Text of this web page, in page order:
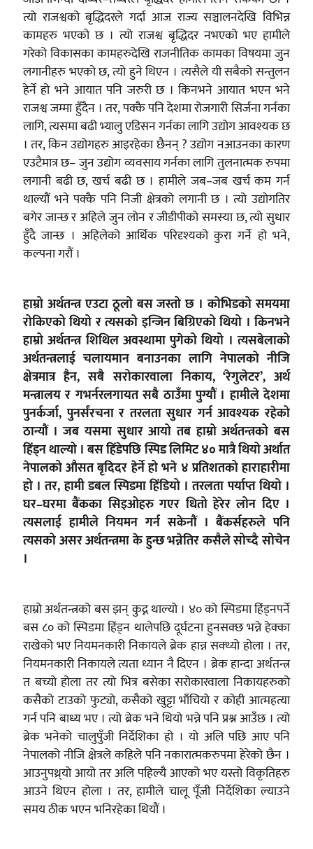
त्यो राजश्वको बृद्धिदरले गर्दा आज राज्य सञ्चालनदेखि विभिन्न
कामहरु भएको छ । त्यो राजश्व बृद्धिदर नभएको भए हामीले
गरेको विकासका कामहरुदेखि राजनीतिक कामका विषयमा जुन
लगानीहरु भएको छ, त्यो हुने थिएन । त्यसैले यी सबैको सन्तुलन
हेर्ने हो भने आयात पनि जरुरी छ । किनभने आयात भएन भने
राजश्व जम्मा हुँदैन । तर, पक्कै पनि देशमा रोजगारी सिर्जना गर्नका
लागि, त्यसमा बढी भ्यालु एडिसन गर्नका लागि उद्योग आवश्यक छ
। तर, किन उद्योगहरु आइरहेका छैनन् ? उद्योग नआउनका कारण
एउटैमात्र छ– जुन उद्योग व्यवसाय गर्नका लागि तुलनात्मक रुपमा
लगानी बढी छ, खर्च बढी छ । हामीले जब–जब खर्च कम गर्न
थाल्यौं भने पक्कै पनि निजी क्षेत्रको लगानी छ । त्यो उद्योगतिर
बगेर जान्छ र अहिले जुन लोन र जीडीपीको समस्या छ, त्यो सुधार
हुँदै जान्छ । अहिलेको आर्थिक परिदृश्यको कुरा गर्ने हो भने,
कल्पना गरौं ।
हाम्रो अर्थतन्त्र एउटा ठूलो बस जस्तो छ । कोभिडको समयमा
रोकिएको थियो र त्यसको इन्जिन बिग्रिएको थियो । किनभने
हाम्रो अर्थतन्त्र शिथिल अवस्थामा पुगेको थियो । त्यसबेलाको
अर्थतन्त्रलाई चलायमान बनाउनका लागि नेपालको नीजि
क्षेत्रमात्र हैन, सबै सरोकारवाला निकाय, ‘रेगुलेटर’, अर्थ
मन्त्रालय र गभर्नरलगायत सबै ठाउँमा पुग्यौं । हामीले देशमा
पुनर्कर्जा, पुनर्संरचना र तरलता सुधार गर्न आवश्यक रहेको
ठान्यौं । जब यसमा सुधार आयो तब हाम्रो अर्थतन्त्रको बस
हिंड्न थाल्यो । बस हिंडेपछि स्पिड लिमिट ४० मात्रै थियो अर्थात
नेपालको औसत बृदिदर हेर्ने हो भने ४ प्रतिशतको हाराहारीमा
हो । तर, हामी डबल स्पिडमा हिंडियो । तरलता पर्याप्त थियो ।
घर–घरमा बैंकका सिइओहरु गएर धितो हेरेर लोन दिए ।
त्यसलाई हामीले नियमन गर्न सकेनौं । बैंकर्सहरुले पनि
त्यसको असर अर्थतन्त्रमा के हुन्छ भन्नेतिर कसैले सोच्दै सोचेन
।
हाम्रो अर्थतन्त्रको बस झन् कुद्न थाल्यो । ४० को स्पिडमा हिंड्नपर्ने
बस ८० को स्पिडमा हिंड्न थालेपछि दूर्घटना हुनसक्छ भन्ने हेक्का
राखेको भए नियमनकारी निकायले ब्रेक हान्न सक्थ्यो होला । तर,
नियमनकारी निकायले त्यता ध्यान नै दिएन । ब्रेक हान्दा अर्थतन्त्र
त बच्यो होला तर त्यो भित्र बसेका सरोकारवाला निकायहरुको
कसैको टाउको फुट्यो, कसैको खुट्टा भाँचियो र कोही आत्महत्या
गर्न पनि बाध्य भए । त्यो ब्रेक भने थियो भन्ने पनि प्रश्न आउँछ । त्यो
ब्रेक भनेको चालुपुँजी निर्देशिका हो । यो अलि पछि आए पनि
नेपालको नीजि क्षेत्रले कहिले पनि नकारात्मकरुपमा हेरेको छैन ।
आउनुपथ्र्यो आयो तर अलि पहिल्यै आएको भए यस्तो विकृतिहरु
आउने थिएन होला । तर, हामीले चालू पूँजी निर्देशिका ल्याउने
समय ठीक भएन भनिरहेका थियौं ।